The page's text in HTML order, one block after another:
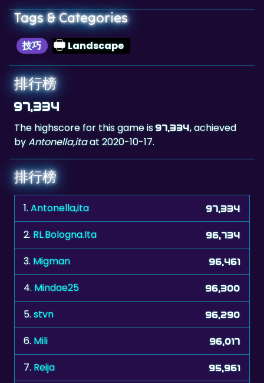
技巧 Landscape
排行榜
97,334
The highscore for this game is
byAntonella,ita
排行榜
1.Antonella,ita
2.RL.Bologna.Ita 96,734
3. Migman 96,461
4.Mindae25 96,300
5. stvn 96,290
6. Mili 96,017
7. Reija 95,961
8. adi67 95,921